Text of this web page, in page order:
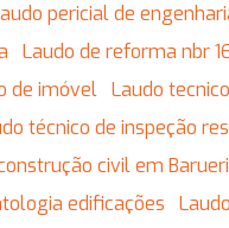
Laudo pericial de
Laudo de reforma nbr
de imóvel
Laudo
técnico de inspeção
civil em Barueri
edificações